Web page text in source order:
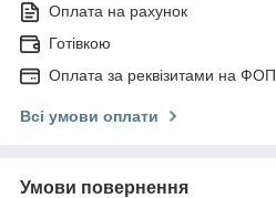
Оплата на рахунок
Готівкою
Оплата за реквізитами на ФОП
Всі умови оплати
Умови повернення